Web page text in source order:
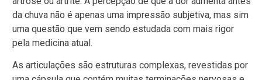
da chuva não é apenas uma impressão subjetiva, mas sim
uma questão que vem sendo estudada com mais rigor
pela medicina atual.
As articulações são estruturas complexas, revestidas por